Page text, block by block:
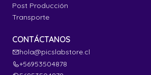
Post Producción
Transporte
CONTÁCTANOS
hola@picslabstore.cl
+56953504878